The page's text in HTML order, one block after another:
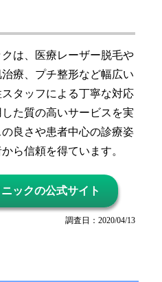
は、医療レーザー脱毛や
療、プチ整形など幅広い
タッフによる丁寧な対応
た質の高いサービスを実
良さや患者中心の診療姿
ら信頼を得ています。
ックの公式サイト
調査日：2020/04/13